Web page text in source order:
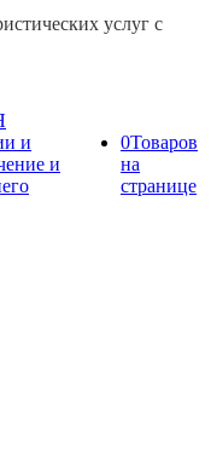
услуг с
0Товаров
на
странице